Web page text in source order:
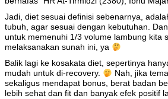
Jadi, diet sesuai definisi sebenarnya,
tubuh, agar sesuai dengan kebutuhan.
untuk memenuhi 1/3 volume lambung kita
melaksanakan sunah ini, ya
Balik lagi ke kosakata diet, sepertinya
mudah untuk di-recovery.
Nah, jika
sekaligus mendapat bonus, berat badan
lebih sehat dan fit dan banyak efek positif